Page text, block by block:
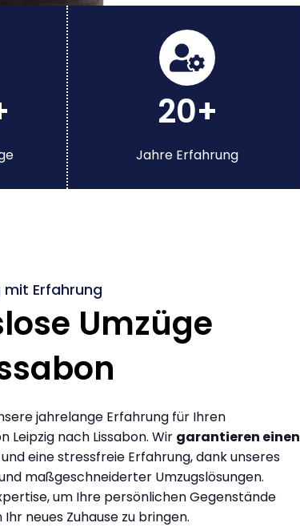
20+
Jahre Erfahrung
mit Erfahrung
Umzüge
jahrelange Erfahrung für Ihren
Leipzig nach Lissabon. Wir garantieren einen
und eine stressfreie Erfahrung, dank unseres
maßgeschneiderter Umzugslösungen.
um Ihre persönlichen Gegenstände
Ihr neues Zuhause zu bringen.